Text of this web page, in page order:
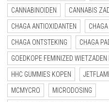
CANNABINOIDEN CANNABIS
CHAGA ANTIOXIDANTEN
CHAGA ONTSTEKING CHAGA
GOEDKOPE FEMINIZED WIETZADEN
HHC GUMMIES KOPEN
MCMYCRO MICRODOSING